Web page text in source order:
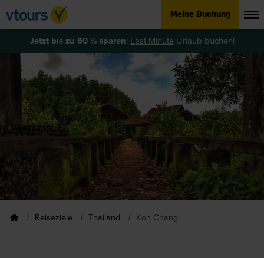
Meine Buchung
Jetzt bis zu 60 % sparen: Last MinuteUrlaub buchen!
Reiseziele Thailand Koh Chang